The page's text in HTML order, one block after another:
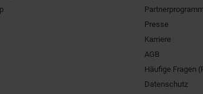
Presse
Karriere
AGB
Häufige Fragen
Datenschutz